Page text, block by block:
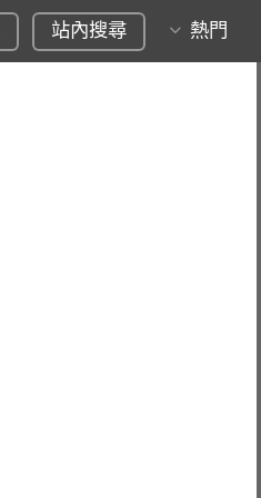
站內搜尋 熱門